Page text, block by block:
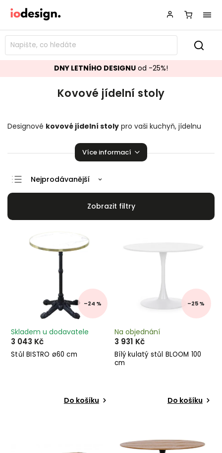
DNY LETNÍHO DESIGNU od -25%!
Kovové jídelní stoly
Designové kovové jídelní stoly pro vaši kuchyň, jídelnu
pozvednou úroveň vašeho domova.
Více informací
Doporučujeme
Nejprodávanější
Abecedně
–24 %
Stůl BISTRO ø60 cm
Skladem u dodavatele
3 043 Kč
Do košíku
–25 %
Bílý kulatý stůl BLOOM 100
cm
Na objednání
3 931 Kč
Do košíku